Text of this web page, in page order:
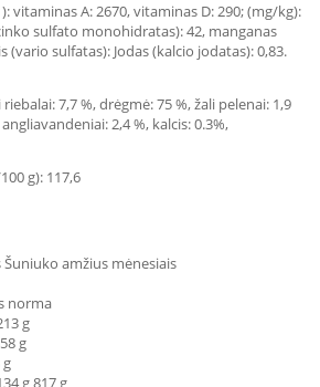
): vitaminas A: 2670, vitaminas D: 290; (mg/kg):
sulfato monohidratas): 42, manganas
(vario sulfatas): Jodas (kalcio jodatas): 0,83.
7,7 %, drėgmė: 75 %, žali pelenai: 1,9
2,4 %, kalcis: 0.3%,
g): 117,6
amžius mėnesiais
norma
g
g
g
g 817 g